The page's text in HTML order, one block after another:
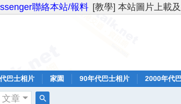
聯絡本站/報料 [教學] 本站圖片上載
巴士相片 家園 90年代巴士相片 2000年代
文章